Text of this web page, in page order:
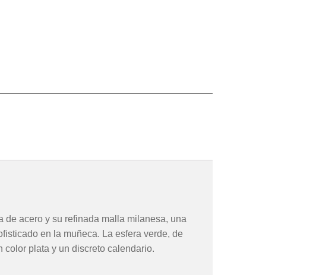
de acero y su refinada malla milanesa, una
en la muñeca. La esfera verde, de
plata y un discreto calendario.